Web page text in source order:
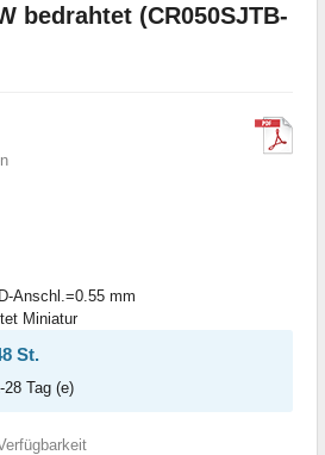
bedrahtet (CR050SJTB-
Anschl.=0.55 mm
Miniatur
St.
Tag (e)